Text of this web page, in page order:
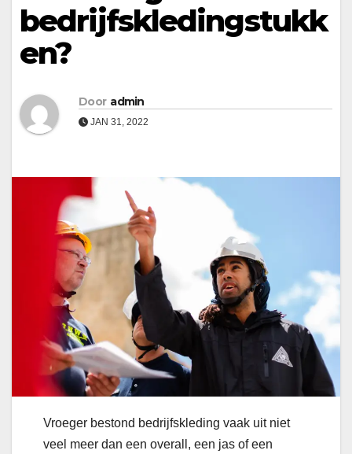
bedrijfskledingstukk
en?
Door admin
JAN 31, 2022
Vroeger bestond bedrijfskleding vaak uit niet
veel meer dan een overall, een jas of een